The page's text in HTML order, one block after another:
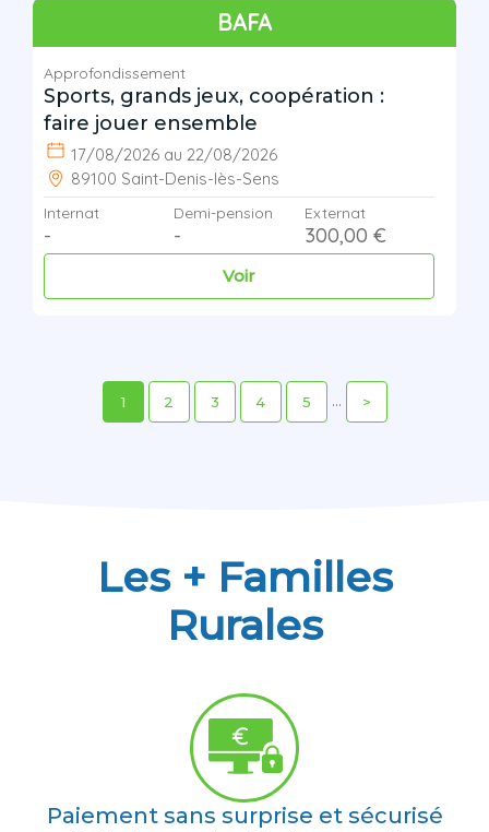
BAFA
Approfondissement
Sports, grands jeux, coopération :
faire jouer ensemble
17/08/2026 au 22/08/2026
89100 Saint-Denis-lès-Sens
Internat
-
Demi-pension
-
Externat
300,00 €
Voir
1 2 3 4 5 ... >
Les + Familles
Rurales
Paiement sans surprise et sécurisé